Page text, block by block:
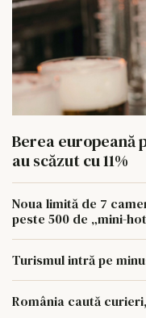
Berea europeană
au scăzut cu 11%
Noua limită de 7
peste 500 de „mini-
Turismul intră pe
România caută